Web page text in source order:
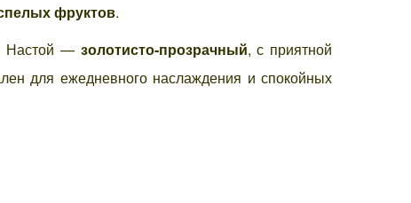
фруктов.
Настой — золотисто-прозрачный, с приятной
для ежедневного наслаждения и спокойных